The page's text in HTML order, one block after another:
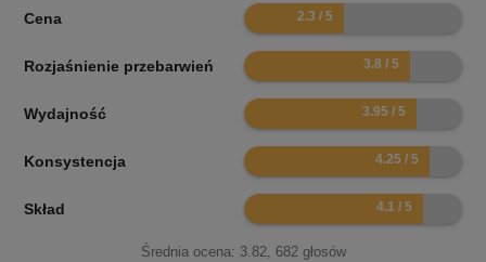
Cena 4.6
Rozjaśnienie przebarwień 7.6
Wydajność 7.9
Konsystencja 8.5
Skład 8.2
Średnia ocena: 3.82, 682głosów